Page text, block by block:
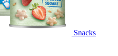
Snacks